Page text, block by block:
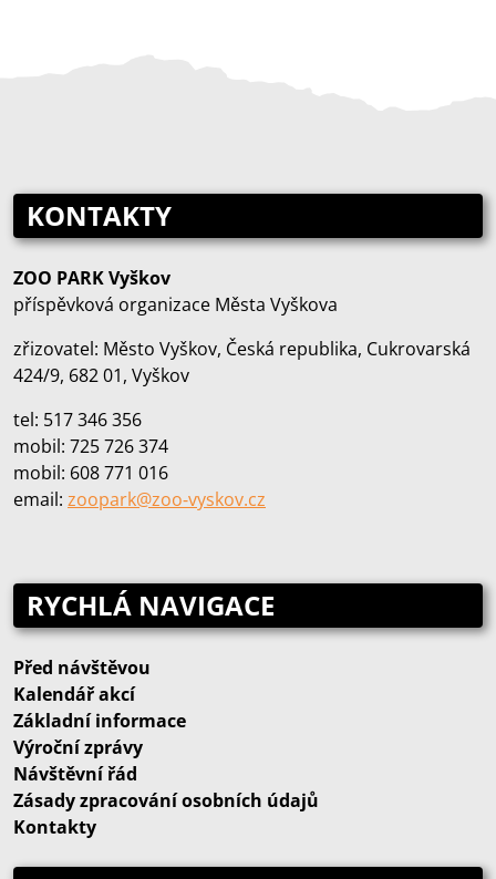
KONTAKTY
ZOO PARK Vyškov
příspěvková organizace Města Vyškova
zřizovatel: Město Vyškov, Česká republika, Cukrovarská
424/9, 682 01, Vyškov
tel: 517 346 356
mobil: 725 726 374
mobil: 608 771 016
email: zoopark@zoo‑vyskov.cz
RYCHLÁ NAVIGACE
Před návštěvou
Kalendář akcí
Základní informace
Výroční zprávy
Návštěvní řád
Zásady zpracování osobních údajů
Kontakty